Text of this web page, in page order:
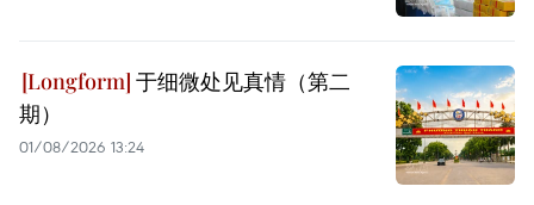
于细微处见真情（第二
期）
01/08/2026 13:24